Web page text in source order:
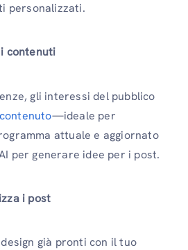
personalizzati.
contenuti
gli interessi del pubblico
—ideale per
attuale e aggiornato
per generare idee per i post.
i post
già pronti con il tuo